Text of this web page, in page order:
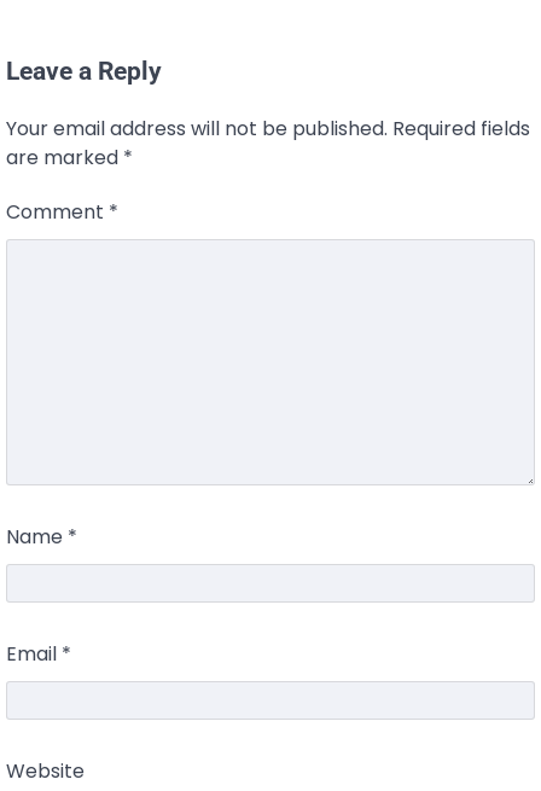
Leave a Reply
Your email address will not be published. Required fields
are marked *
Comment *
Name *
Email *
Website